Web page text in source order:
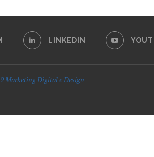
LINKEDIN
Marketing Digital e Design